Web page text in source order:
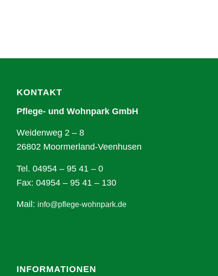
KONTAKT
Pflege- und Wohnpark GmbH
Weidenweg 2 – 8
26802 Moormerland-Veenhusen
Tel. 04954 – 95 41 – 0
Fax: 04954 – 95 41 – 130
Mail: info@pflege-wohnpark.de
INFORMATIONEN